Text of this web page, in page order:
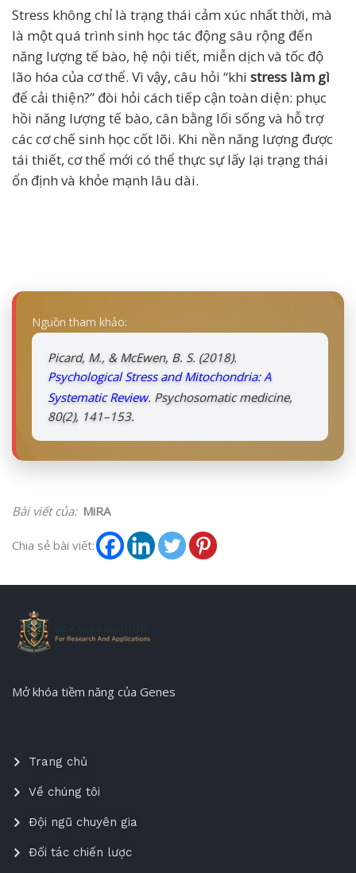
Stress không chỉ là trạng thái cảm xúc nhất thời, mà
là một quá trình sinh học tác động sâu rộng đến
năng lượng tế bào, hệ nội tiết, miễn dịch và tốc độ
lão hóa của cơ thể. Vì vậy, câu hỏi “khi stress làm gì
để cải thiện?” đòi hỏi cách tiếp cận toàn diện: phục
hồi năng lượng tế bào, cân bằng lối sống và hỗ trợ
các cơ chế sinh học cốt lõi. Khi nền năng lượng được
tái thiết, cơ thể mới có thể thực sự lấy lại trạng thái
ổn định và khỏe mạnh lâu dài.
Nguồn tham khảo:
Picard, M., & McEwen, B. S. (2018).
Psychological Stress and Mitochondria: A
Systematic Review. Psychosomatic medicine,
80(2), 141–153.
Bài viết của: MiRA
Chia sẻ bài viết:
Mở khóa tiềm năng của Genes
Trang chủ
Về chúng tôi
Đội ngũ chuyên gia
Đối tác chiến lược